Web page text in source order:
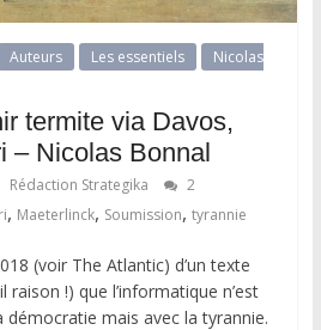
Auteurs Les essentiels
Nicolas
termite via Davos,
– Nicolas Bonnal
Rédaction Strategika
2
, Maeterlinck, Soumission, tyrannie
(voir The Atlantic) d’un texte
!) que l’informatique n’est
démocratie mais avec la tyrannie.